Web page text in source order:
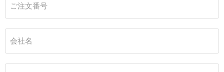
ご注文番号
会社名